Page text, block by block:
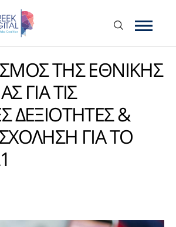
ΤΗΣ ΕΘΝΙΚΗΣ
ΓΙΑ ΤΙΣ
ΔΕΞΙΟΤΗΤΕΣ &
ΓΙΑ ΤΟ